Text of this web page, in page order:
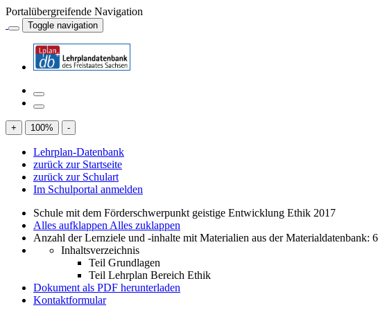
Portalübergreifende Navigation
Toggle navigation
+ 100% -
Lehrplan-Datenbank
zurück zur Startseite
zurück zur Schulart
Im Schulportal anmelden
Schule mit dem Förderschwerpunkt geistige Entwicklung Ethik 2017
Alles aufklappen Alles zuklappen
Anzahl der Lernziele und -inhalte mit Materialien aus der Materialdatenbank: 6
Inhaltsverzeichnis
Teil Grundlagen
Teil Lehrplan Bereich Ethik
Dokument als PDF herunterladen
Kontaktformular